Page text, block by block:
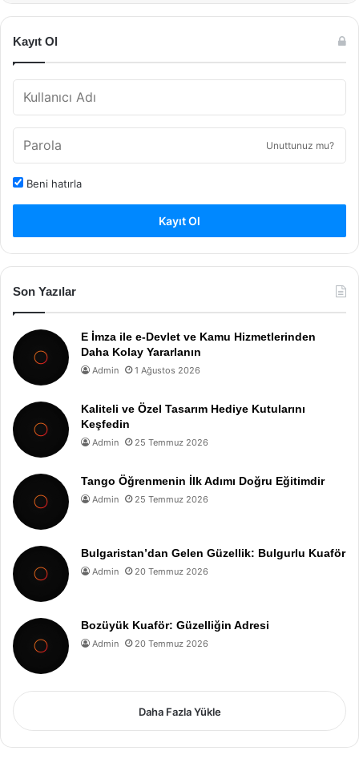
Kayıt Ol
Unuttunuz mu?
Beni hatırla
Kayıt Ol
Son Yazılar
E İmza ile e-Devlet ve Kamu Hizmetlerinden
Daha Kolay Yararlanın
Admin 1 Ağustos 2026
Kaliteli ve Özel Tasarım Hediye Kutularını
Keşfedin
Admin 25 Temmuz 2026
Tango Öğrenmenin İlk Adımı Doğru Eğitimdir
Admin 25 Temmuz 2026
Bulgaristan’dan Gelen Güzellik: Bulgurlu Kuaför
Admin 20 Temmuz 2026
Bozüyük Kuaför: Güzelliğin Adresi
Admin 20 Temmuz 2026
Daha Fazla Yükle